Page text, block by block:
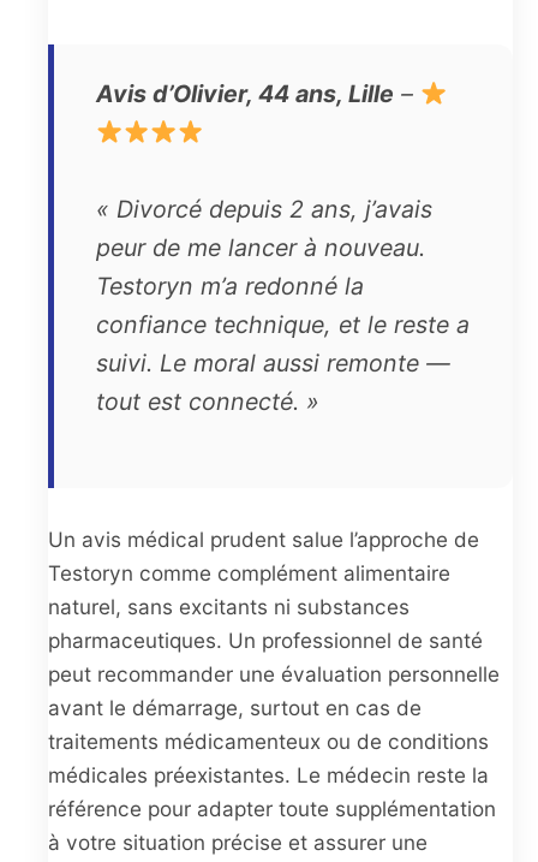
Avis d’Olivier, 44 ans, Lille –
« Divorcé depuis 2 ans, j’avais
peur de me lancer à nouveau.
Testoryn m’a redonné la
confiance technique, et le reste a
suivi. Le moral aussi remonte —
tout est connecté. »
Un avis médical prudent salue l’approche de
Testoryn comme complément alimentaire
naturel, sans excitants ni substances
pharmaceutiques. Un professionnel de santé
peut recommander une évaluation personnelle
avant le démarrage, surtout en cas de
traitements médicamenteux ou de conditions
médicales préexistantes. Le médecin reste la
référence pour adapter toute supplémentation
à votre situation précise et assurer une